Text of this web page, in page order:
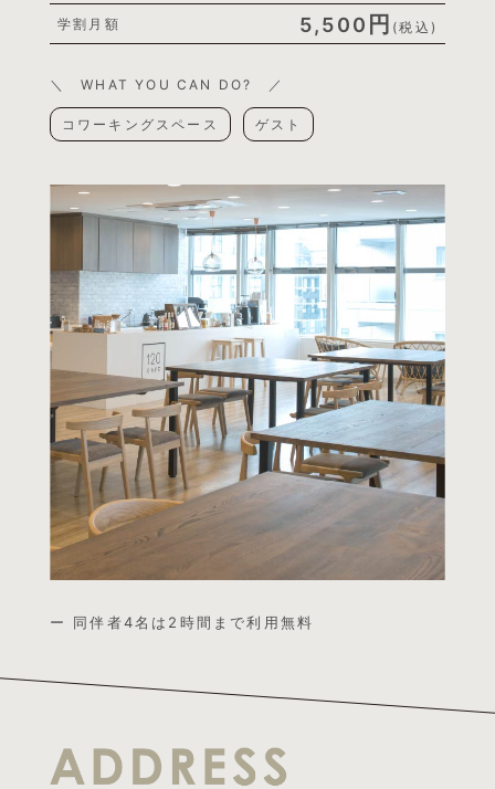
学割月額 5,500 円 (税込)
＼ WHAT YOU CAN DO? ／
コワーキングスペース ゲスト
ー 同伴者4名は2時間まで利用無料